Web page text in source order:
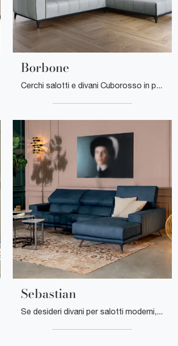
Borbone
Cerchi salotti e divani Cuborosso in pelle? Clicca e scopri di più sul modello Borbone per spazi design.
Sebastian
Se desideri divani per salotti moderni, clicca e leggi di più sul modello Sebastian in pelle della firma Tonin Casa.